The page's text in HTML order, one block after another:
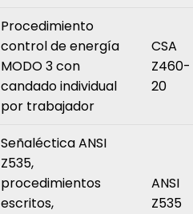
Procedimiento
control de energía
MODO 3 con
candado individual
por trabajador
CSA
Z460-
20
Señaléctica ANSI
Z535,
procedimientos
escritos,
ANSI
Z535